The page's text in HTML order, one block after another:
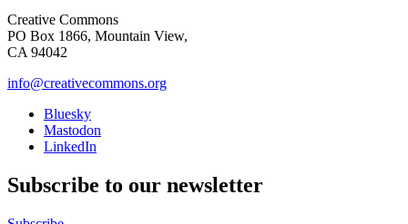
Creative Commons
PO Box 1866, Mountain View,
CA 94042
info@creativecommons.org
Bluesky
Mastodon
LinkedIn
Subscribe to our newsletter